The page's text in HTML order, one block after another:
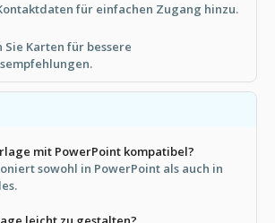
für einfachen Zugang hinzu.
Karten für bessere
mit PowerPoint kompatibel?
sowohl in PowerPoint als auch in